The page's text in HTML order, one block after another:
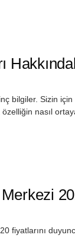
bilgiler. Sizin
nasıl ortaya
fiyatlarını